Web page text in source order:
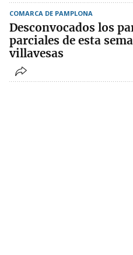
COMARCA DE PAMPLONA
Desconvocados los
parciales de esta
villavesas